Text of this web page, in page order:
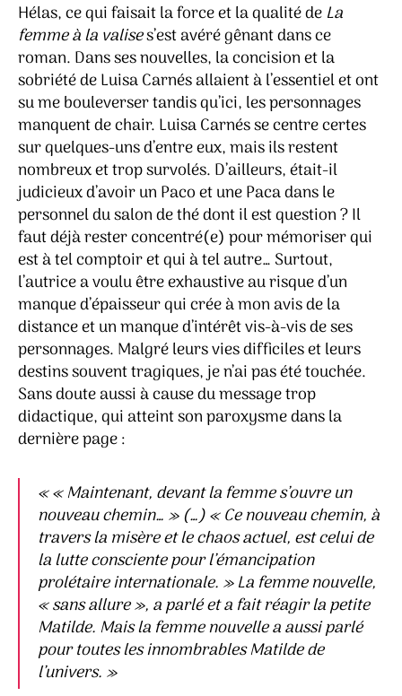
Hélas, ce qui faisait la force et la qualité de La
femme à la valises’est avéré gênant dans ce
roman. Dans ses nouvelles, la concision et la
sobriété de Luisa Carnés allaient à l’essentiel et ont
su me bouleverser tandis qu’ici, les personnages
manquent de chair. Luisa Carnés se centre certes
sur quelques-uns d’entre eux, mais ils restent
nombreux et trop survolés. D’ailleurs, était-il
judicieux d’avoir un Paco et une Paca dans le
personnel du salon de thé dont il est question ? Il
faut déjà rester concentré(e) pour mémoriser qui
est à tel comptoir et qui à tel autre… Surtout,
l’autrice a voulu être exhaustive au risque d’un
manque d’épaisseur qui crée à mon avis de la
distance et un manque d’intérêt vis-à-vis de ses
personnages. Malgré leurs vies difficiles et leurs
destins souvent tragiques, je n’ai pas été touchée.
Sans doute aussi à cause du message trop
didactique, qui atteint son paroxysme dans la
dernière page :
« « Maintenant, devant la femme s’ouvre un
nouveau chemin… » (…) « Ce nouveau chemin, à
travers la misère et le chaos actuel, est celui de
la lutte consciente pour l’émancipation
prolétaire internationale. » La femme nouvelle,
« sans allure », a parlé et a fait réagir la petite
Matilde. Mais la femme nouvelle a aussi parlé
pour toutes les innombrables Matilde de
l’univers. »